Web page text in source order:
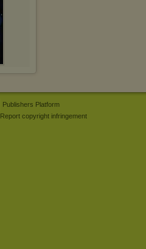
Publishers Platform
Report copyright infringement